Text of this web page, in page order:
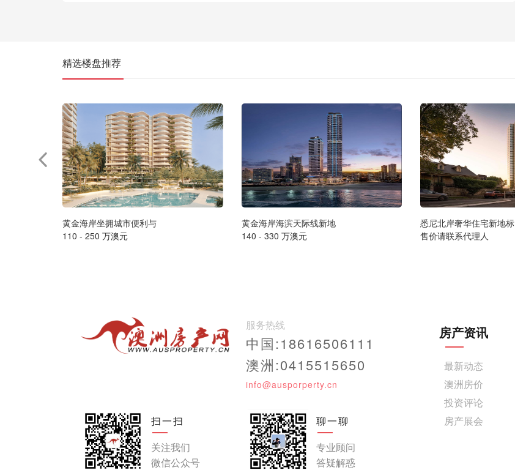
精选楼盘推荐
黄金海岸坐拥城市便利与
110 - 250 万澳元
黄金海岸海滨天际线新地
140 - 330 万澳元
悉尼北岸奢华住宅新地标
售价请联系代理人
服务热线
中国:18616506111
澳洲:0415515650
info@ausporperty.cn
扫一扫
关注我们
微信公众号
聊一聊
专业顾问
答疑解惑
房产资讯
最新动态
澳洲房价
投资评论
房产展会